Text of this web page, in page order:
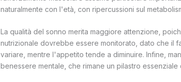
naturalmente con l'età, con ripercussioni sul
La qualità del sonno merita maggiore attenzione,
nutrizionale dovrebbe essere monitorato, dato che il
variare, mentre l'appetito tende a diminuire. Infine,
benessere mentale, che rimane un pilastro essenziale